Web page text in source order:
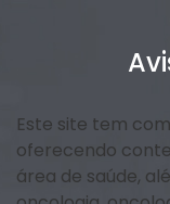
Este site tem
oferecendo
área de saúde,